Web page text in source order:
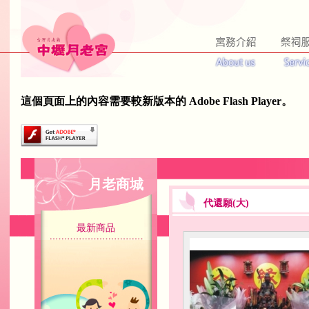
這個頁面上的內容需要較新版本的 Adobe Flash Player。
月老商城
最新商品
代還願(大)